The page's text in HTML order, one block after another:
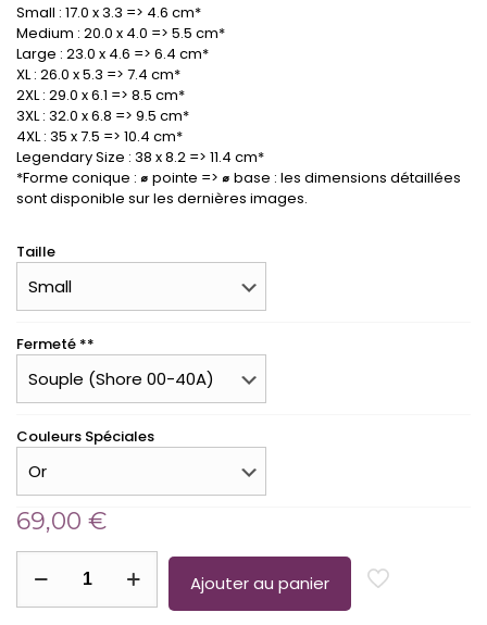
Small : 17.0 x 3.3 => 4.6 cm*
Medium : 20.0 x 4.0 => 5.5 cm*
Large : 23.0 x 4.6 => 6.4 cm*
XL : 26.0 x 5.3 => 7.4 cm*
2XL : 29.0 x 6.1 => 8.5 cm*
3XL : 32.0 x 6.8 => 9.5 cm*
4XL : 35 x 7.5 => 10.4 cm*
Legendary Size : 38 x 8.2 => 11.4 cm*
*Forme conique : ⌀ pointe => ⌀ base : les dimensions détaillées
sont disponible sur les dernières images.
Taille
Fermeté **
Couleurs Spéciales
69,00 €
Ajouter au panier